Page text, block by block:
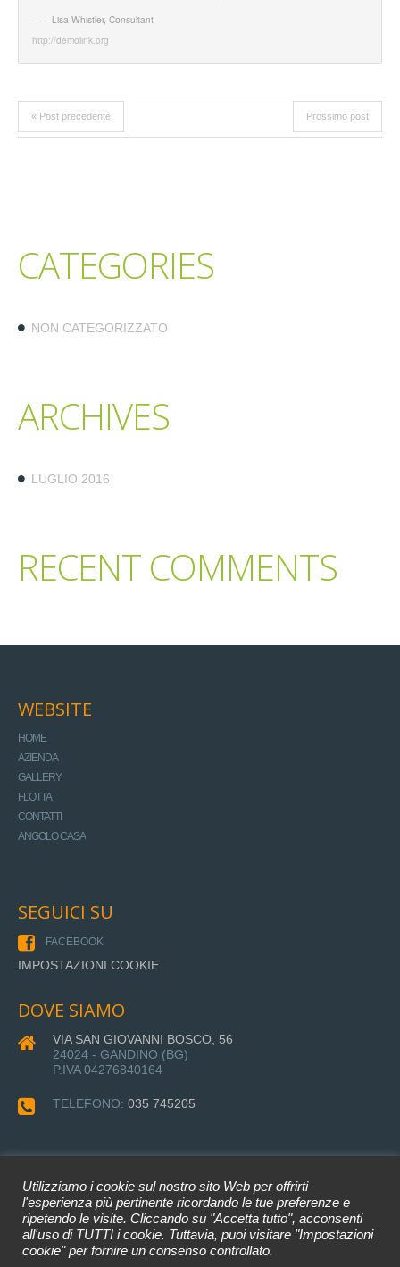
- Lisa Whistler, Consultant
http://demolink.org
« Post precedente Prossimo post
CATEGORIES
NON CATEGORIZZATO
ARCHIVES
LUGLIO 2016
RECENT COMMENTS
WEBSITE
HOME
AZIENDA
GALLERY
FLOTTA
CONTATTI
ANGOLO CASA
SEGUICI SU
FACEBOOK
IMPOSTAZIONI COOKIE
DOVE SIAMO
VIA SAN GIOVANNI BOSCO, 56
24024 - GANDINO (BG)
P.IVA 04276840164
TELEFONO: 035 745205
Impresa Paganessi Srl © 2022 •
Privacy Policy•Cookie Policy• WEB DEVELOPER: BTecno Srl
Utilizziamo i cookie sul nostro sito Web per offrirti
l'esperienza più pertinente ricordando le tue preferenze e
ripetendo le visite. Cliccando su "Accetta tutto", acconsenti
all'uso di TUTTI i cookie. Tuttavia, puoi visitare "Impostazioni
cookie" per fornire un consenso controllato.